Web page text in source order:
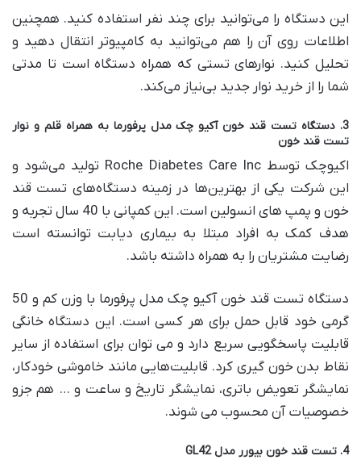
این دستگاه را می‌توانید برای چند نفر استفاده کنید. همچنین
اطلاعات روی آن را هم می‌توانید به کامپیوتر انتقال دهید و
تحلیل کنید. نوارهای تستی که همراه دستگاه است تا مدتی
شما را از خرید نوار جدید بی‌نیاز می‌کند.
3. دستگاه تست قند خون آکیو چک مدل پرفورما به همراه قلم و نوار
تست قند خون
اکیوچک توسط Roche Diabetes Care Inc تولید می‌شود و
این شرکت یکی از بهترین‌ها در زمینه دستگاه‌های تست قند
خون و پمپ های انسولین است. این کمپانی با 40 سال تجربه و
هدف کمک به افراد مبتلا به بیماری دیابت توانسته است
رضایت مشتریان را به همراه داشته باشد.
دستگاه تست قند خون آکیو چک مدل پرفورما با وزن کم و 50
گرمی خود قابل حمل برای هر کسی است. این دستگاه خانگی
قابلیت پاسخگویی سریع دارد و می توان برای استفاده از سایر
نقاط بدن خون گیری کرد. قابلیت‌هایی مانند خاموشی خودکار،
نمایشگر تعویض باتری، نمایشگر تاریخ و ساعت و … هم جزو
خصوصیات آن محسوب می شوند.
4. تست قند خون بیورر مدل GL42